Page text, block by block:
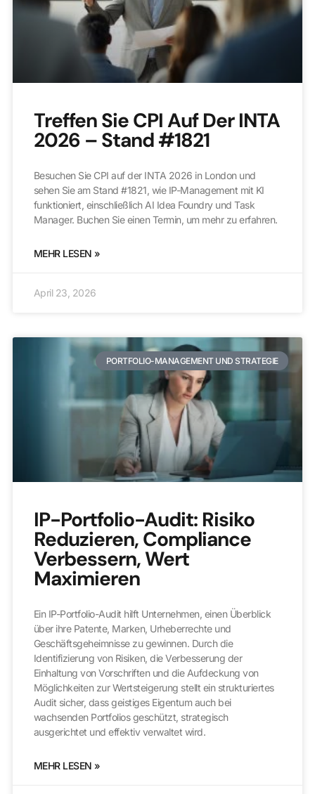
Treffen Sie CPI Auf Der INTA
2026 – Stand #1821
Besuchen Sie CPI auf der INTA 2026 in London und
sehen Sie am Stand #1821, wie IP-Management mit KI
funktioniert, einschließlich AI Idea Foundry und Task
Manager. Buchen Sie einen Termin, um mehr zu erfahren.
MEHR LESEN »
April 23, 2026
PORTFOLIO-MANAGEMENT UND STRATEGIE
IP-Portfolio-Audit: Risiko
Reduzieren, Compliance
Verbessern, Wert
Maximieren
Ein IP-Portfolio-Audit hilft Unternehmen, einen Überblick
über ihre Patente, Marken, Urheberrechte und
Geschäftsgeheimnisse zu gewinnen. Durch die
Identifizierung von Risiken, die Verbesserung der
Einhaltung von Vorschriften und die Aufdeckung von
Möglichkeiten zur Wertsteigerung stellt ein strukturiertes
Audit sicher, dass geistiges Eigentum auch bei
wachsenden Portfolios geschützt, strategisch
ausgerichtet und effektiv verwaltet wird.
MEHR LESEN »